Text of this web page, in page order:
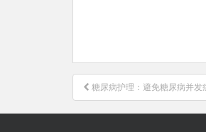
文
章
导
糖尿病护理：避免糖尿病并发